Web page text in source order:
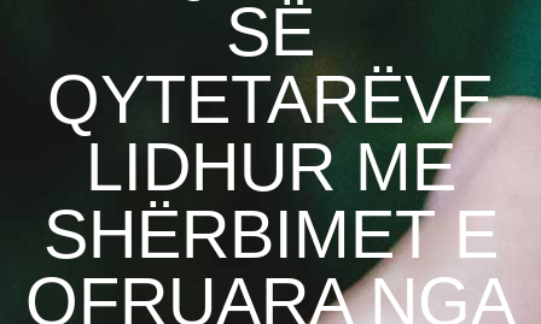
SË
QYTETARËVE
LIDHUR ME
SHËRBIMET E
OFRUARA NGA